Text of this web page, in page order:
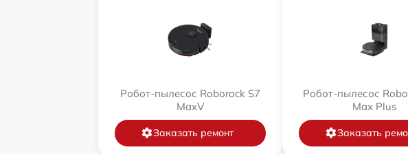
Робот-пылесос Roborock S7
MaxV
Заказать ремонт
Робот-пылесос
Max Plus
Заказать